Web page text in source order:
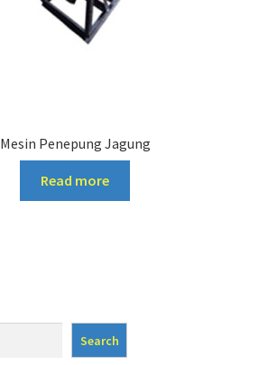
Mesin Penepung Jagung
Read more
Search